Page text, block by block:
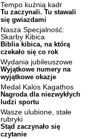
Tempo kuźnią kadr
Tu zaczynali. Tu stawali
się gwiazdami
Nasza Specjalność:
Skarby Kibica
Biblia kibica, na którą
czekało się co rok
Wydania jubileuszowe
Wyjątkowe numery na
wyjątkowe okazje
Medal Kalos Kagathos
Nagroda dla niezwykłych
ludzi sportu
Wasze ulubione, stałe
rubryki
Stąd zaczynało się
czytanie